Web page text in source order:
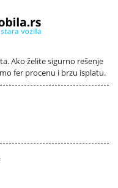
Ako želite sigurno rešenje
fer procenu i brzu isplatu.